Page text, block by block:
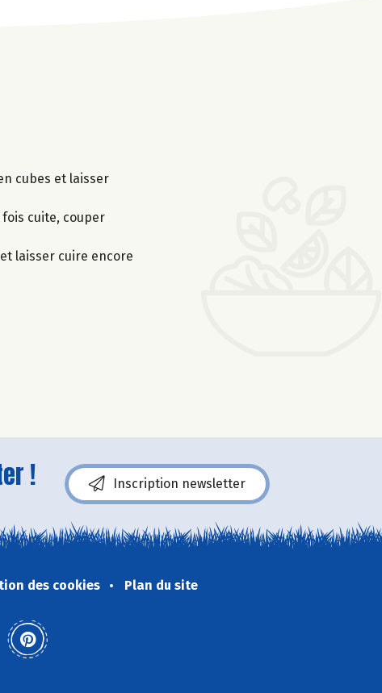
cubes et laisser
cuite, couper
laisser cuire encore
! Inscription newsletter
des cookies Plan du site